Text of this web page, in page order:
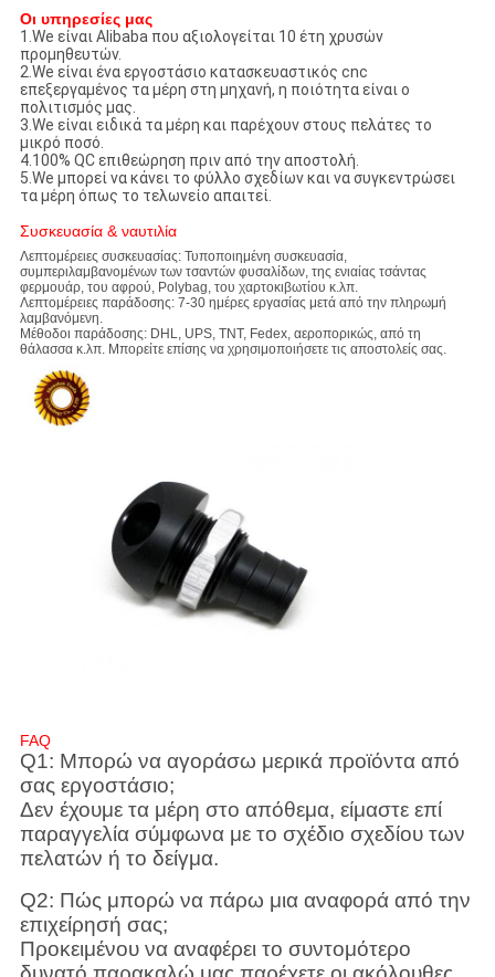
Οι υπηρεσίες μας
1.We είναι Alibaba που αξιολογείται 10 έτη χρυσών
προμηθευτών.
2.We είναι ένα εργοστάσιο κατασκευαστικός cnc
επεξεργαμένος τα μέρη στη μηχανή, η ποιότητα είναι ο
πολιτισμός μας.
3.We είναι ειδικά τα μέρη και παρέχουν στους πελάτες το
μικρό ποσό.
4.100% QC επιθεώρηση πριν από την αποστολή.
5.We μπορεί να κάνει το φύλλο σχεδίων και να συγκεντρώσει
τα μέρη όπως το τελωνείο απαιτεί.
Συσκευασία & ναυτιλία
Λεπτομέρειες συσκευασίας: Τυποποιημένη συσκευασία,
συμπεριλαμβανομένων των τσαντών φυσαλίδων, της ενιαίας τσάντας
φερμουάρ, του αφρού, Polybag, του χαρτοκιβωτίου κ.λπ.
Λεπτομέρειες παράδοσης: 7-30 ημέρες εργασίας μετά από την πληρωμή
λαμβανόμενη.
Μέθοδοι παράδοσης: DHL, UPS, TNT, Fedex, αεροπορικώς, από τη
θάλασσα κ.λπ. Μπορείτε επίσης να χρησιμοποιήσετε τις αποστολείς σας.
FAQ
Q1: Μπορώ να αγοράσω μερικά προϊόντα από
σας εργοστάσιο;
Δεν έχουμε τα μέρη στο απόθεμα, είμαστε επί
παραγγελία σύμφωνα με το σχέδιο σχεδίου των
πελατών ή το δείγμα.
Q2: Πώς μπορώ να πάρω μια αναφορά από την
επιχείρησή σας;
Προκειμένου να αναφέρει το συντομότερο